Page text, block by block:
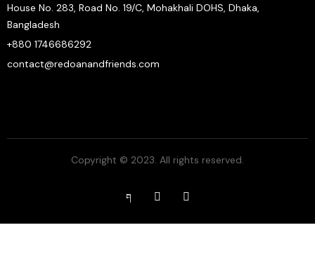
House No. 283, Road No. 19/C, Mohakhali DOHS, Dhaka,
Bangladesh
+880 1746686292
contact@redoanandfriends.com
Copyright © 2023. All rights reserved.